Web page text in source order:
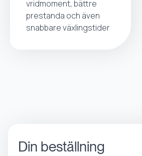
vridmoment, bättre
prestanda och även
snabbare växlingstider
Din beställning